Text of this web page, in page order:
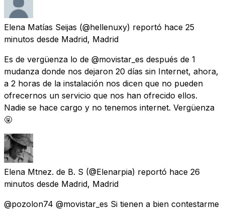
Elena Matías Seijas (@hellenuxy) reportó hace 25
minutos desde Madrid, Madrid
Es de vergüenza lo de @movistar_es después de 1
mudanza donde nos dejaron 20 días sin Internet, ahora,
a 2 horas de la instalación nos dicen que no pueden
ofrecernos un servicio que nos han ofrecido ellos.
Nadie se hace cargo y no tenemos internet. Vergüenza
🤬
Elena Mtnez. de B. S (@Elenarpia) reportó hace 26
minutos desde Madrid, Madrid
@pozolon74 @movistar_es Si tienen a bien contestarme